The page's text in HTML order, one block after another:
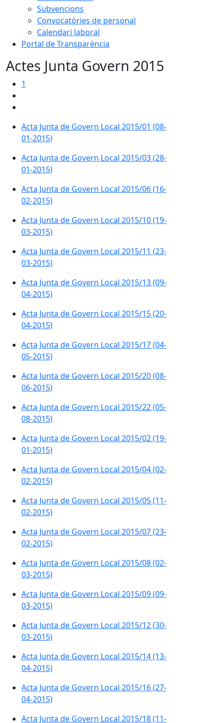
Subvencions
Convocatòries de personal
Calendari laboral
Portal de Transparència
Actes Junta Govern 2015
1
Acta Junta de Govern Local 2015/01 (08-
01-2015)
Acta Junta de Govern Local 2015/03 (28-
01-2015)
Acta Junta de Govern Local 2015/06 (16-
02-2015)
Acta Junta de Govern Local 2015/10 (19-
03-2015)
Acta Junta de Govern Local 2015/11 (23-
03-2015)
Acta Junta de Govern Local 2015/13 (09-
04-2015)
Acta Junta de Govern Local 2015/15 (20-
04-2015)
Acta Junta de Govern Local 2015/17 (04-
05-2015)
Acta Junta de Govern Local 2015/20 (08-
06-2015)
Acta Junta de Govern Local 2015/22 (05-
08-2015)
Acta Junta de Govern Local 2015/02 (19-
01-2015)
Acta Junta de Govern Local 2015/04 (02-
02-2015)
Acta Junta de Govern Local 2015/05 (11-
02-2015)
Acta Junta de Govern Local 2015/07 (23-
02-2015)
Acta Junta de Govern Local 2015/08 (02-
03-2015)
Acta Junta de Govern Local 2015/09 (09-
03-2015)
Acta Junta de Govern Local 2015/12 (30-
03-2015)
Acta Junta de Govern Local 2015/14 (13-
04-2015)
Acta Junta de Govern Local 2015/16 (27-
04-2015)
Acta Junta de Govern Local 2015/18 (11-